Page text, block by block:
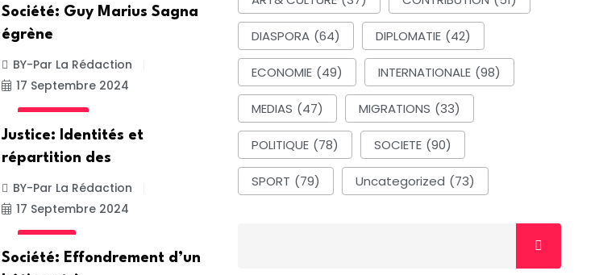
Société: Guy Marius Sagna
égrène
BY-Par La Rédaction
17 Septembre 2024
Justice: Identités et
répartition des
BY-Par La Rédaction
17 Septembre 2024
Société: Effondrement d’un
DIASPORA (64) DIPLOMATIE (42)
ECONOMIE (49) INTERNATIONALE (98)
MEDIAS (47) MIGRATIONS (33)
POLITIQUE (78) SOCIETE (90)
SPORT (79) Uncategorized (73)